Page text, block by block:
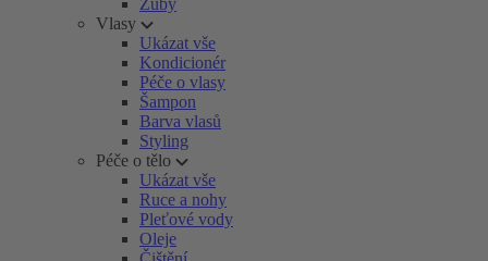
Zuby
Vlasy
Ukázat vše
Kondicionér
Péče o vlasy
Šampon
Barva vlasů
Styling
Péče o tělo
Ukázat vše
Ruce a nohy
Pleťové vody
Oleje